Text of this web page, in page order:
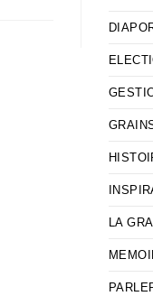
LA